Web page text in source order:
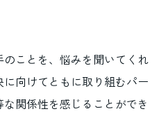
ことを、悩みを聞いてくれ
向けてともに取り組むパー
関係性を感じることができ